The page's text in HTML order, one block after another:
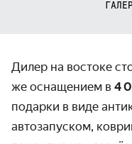
Дилер на востоке
же оснащением в 4
подарки в виде
автозапуском,